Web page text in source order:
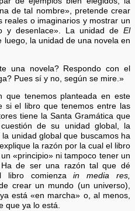
de tal nombre», pretende crear
o imaginarios y mostrar un
y desenlace». La unidad de El
luego, la unidad de una novela en
una novela? Respondo con el
Pues sí y no, según se mire.»
que tenemos planteada en este
si el libro que tenemos entre las
tiene la Santa Gramática que
de su unidad global, la
unidad global que buscamos ha
la razón por la cual el libro
«principio» ni tampoco tener un
de ser una razón tal que dé
libro comienzain media res,
crear un mundo (un universo),
está «en marcha» o, al menos,
que ya lo está.